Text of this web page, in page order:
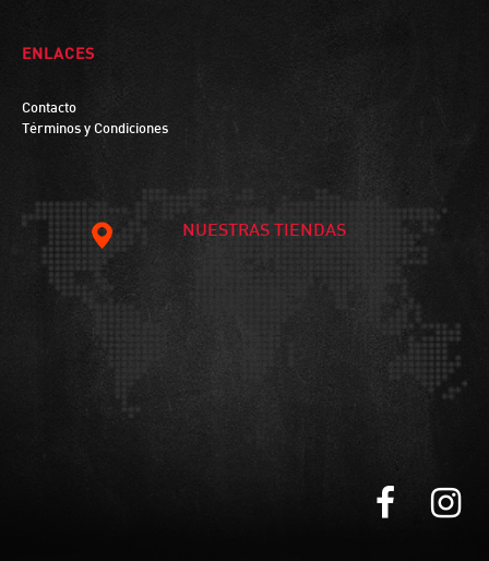
ENLACES
Contacto
Términos y Condiciones
NUESTRAS TIENDAS